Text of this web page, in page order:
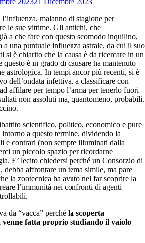
202321 Dicembre 2023
malanno di stagione per
le sue vittime. Gli antichi, che
a che fare con questo scomodo inquilino,
a una puntuale influenza astrale, da cui il suo
si è chiarito che la causa è da ricercare in un
questo è in grado di causare ha mantenuto
astrologica. In tempi ancor più recenti, si è
dell’ondata infettiva, a classificare con
affilare per tempo l’arma per tenerlo fuori
non assoluti ma, quantomeno, probabili.
scientifico, politico, economico e pure
a questo termine, dividendo la
e contrari (non sempre illuminati dalla
un piccolo spazio per ricordarne
E’ lecito chiedersi perché un Consorzio di
affrontare un tema simile, ma pare
la zootecnica ha avuto nel far scoprire la
l’immunità nei confronti di agenti
da “vacca” perché la scoperta
venne fatta proprio studiando il vaiolo